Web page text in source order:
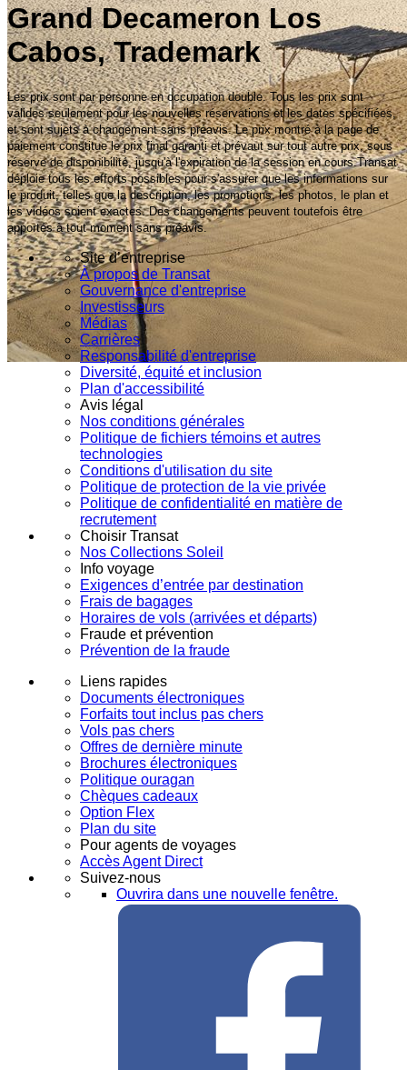
Grand Decameron Los
Cabos, Trademark
Les prix sont par personne en occupation double. Tous les prix sont
valides seulement pour les nouvelles réservations et les dates spécifiées,
et sont sujets à changement sans préavis. Le prix montré à la page de
paiement constitue le prix final garanti et prévaut sur tout autre prix, sous
réserve de disponibilité, jusqu'à l'expiration de la session en cours.Transat
déploie tous les efforts possibles pour s'assurer que les informations sur
le produit, telles que la description, les promotions, les photos, le plan et
les vidéos soient exactes. Des changements peuvent toutefois être
apportés à tout moment sans préavis.
Site d’entreprise
À propos de Transat
Gouvernance d'entreprise
Investisseurs
Médias
Carrières
Responsabilité d'entreprise
Diversité, équité et inclusion
Plan d'accessibilité
Avis légal
Nos conditions générales
Politique de fichiers témoins et autres
technologies
Conditions d'utilisation du site
Politique de protection de la vie privée
Politique de confidentialité en matière de
recrutement
Choisir Transat
Nos Collections Soleil
Info voyage
Exigences d’entrée par destination
Frais de bagages
Horaires de vols (arrivées et départs)
Fraude et prévention
Prévention de la fraude
Liens rapides
Documents électroniques
Forfaits tout inclus pas chers
Vols pas chers
Offres de dernière minute
Brochures électroniques
Politique ouragan
Chèques cadeaux
Option Flex
Plan du site
Pour agents de voyages
Accès Agent Direct
Suivez-nous
Ouvrira dans une nouvelle fenêtre.